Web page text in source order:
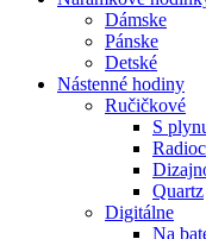
Dámske
Pánske
Detské
Nástenné hodiny
Ručičkové
S
Quartz
Digitálne
Na